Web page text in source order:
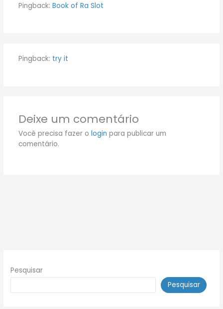
Pingback: Book of Ra Slot
Pingback: try it
Deixe um comentário
Você precisa fazer o login para publicar um
comentário.
Pesquisar
Pesquisar